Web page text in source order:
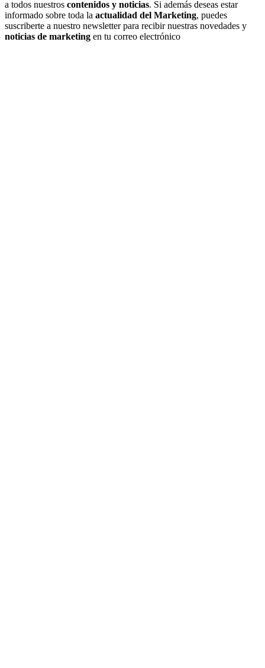
a todos nuestros contenidos y noticias. Si además deseas estar
informado sobre toda la actualidad del Marketing, puedes
suscriberte a nuestro newsletter para recibir nuestras novedades y
noticias de marketing en tu correo electrónico